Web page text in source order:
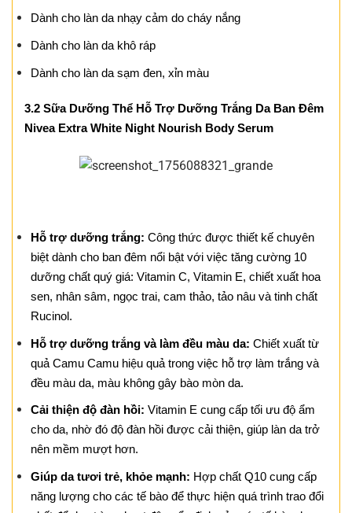
Dành cho làn da nhạy cảm do cháy nắng
Dành cho làn da khô ráp
Dành cho làn da sạm đen, xỉn màu
3.2 Sữa Dưỡng Thể Hỗ Trợ Dưỡng Trắng Da Ban Đêm
Nivea Extra White Night Nourish Body Serum
Hỗ trợ dưỡng trắng: Công thức được thiết kế chuyên
biệt dành cho ban đêm nổi bật với việc tăng cường 10
dưỡng chất quý giá: Vitamin C, Vitamin E, chiết xuất hoa
sen, nhân sâm, ngọc trai, cam thảo, tảo nâu và tinh chất
Rucinol.
Hỗ trợ dưỡng trắng và làm đều màu da: Chiết xuất từ
quả Camu Camu hiệu quả trong việc hỗ trợ làm trắng và
đều màu da, màu không gây bào mòn da.
Cải thiện độ đàn hồi: Vitamin E cung cấp tối ưu độ ẩm
cho da, nhờ đó độ đàn hồi được cải thiện, giúp làn da trở
nên mềm mượt hơn.
Giúp da tươi trẻ, khỏe mạnh: Hợp chất Q10 cung cấp
năng lượng cho các tế bào để thực hiện quá trình trao đổi